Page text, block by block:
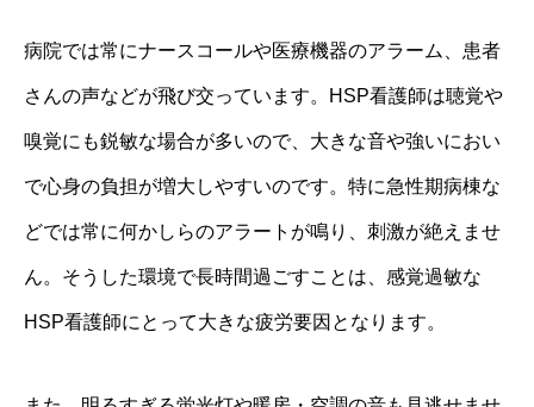
病院では常にナースコールや医療機器のアラーム、患者
さんの声などが飛び交っています。HSP看護師は聴覚や
嗅覚にも鋭敏な場合が多いので、大きな音や強いにおい
で心身の負担が増大しやすいのです。特に急性期病棟な
どでは常に何かしらのアラートが鳴り、刺激が絶えませ
ん。そうした環境で長時間過ごすことは、感覚過敏な
HSP看護師にとって大きな疲労要因となります。